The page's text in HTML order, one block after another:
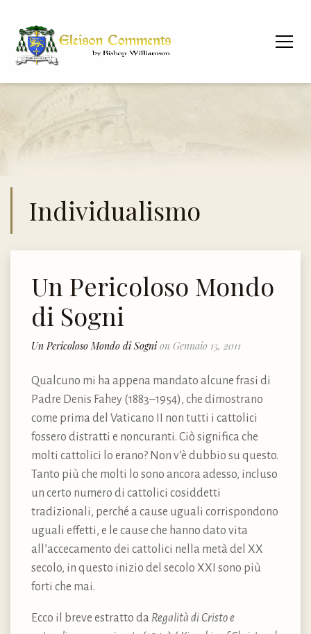
Individualismo
Un Pericoloso Mondo
di Sogni
Un Pericoloso Mondo di Sognion Gennaio 15, 2011
Qualcuno mi ha appena mandato alcune frasi di
Padre Denis Fahey (1883–1954), che dimostrano
come prima del Vaticano II non tutti i cattolici
fossero distratti e noncuranti. Ciò significa che
molti cattolici lo erano? Non v’è dubbio su questo.
Tanto più che molti lo sono ancora adesso, incluso
un certo numero di cattolici cosiddetti
tradizionali, perché a cause uguali corrispondono
uguali effetti, e le cause che hanno dato vita
all’accecamento dei cattolici nella metà del XX
secolo, in questo inizio del secolo XXI sono più
forti che mai.
Ecco il breve estratto da Regalità di Cristo e